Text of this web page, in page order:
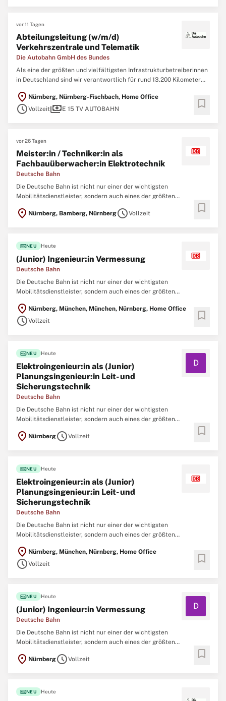
vor 11 Tagen
Abteilungsleitung (w/m/d)
Verkehrszentrale und Telematik
Die Autobahn GmbH des Bundes
Als eine der größten und vielfältigsten Infrastrukturbetreiberinnen
in Deutschland sind wir verantwortlich für rund 13.200 Kilometer
mit viel Raum für persönliche und berufliche Entfaltung und
Gestaltungsmöglichkeiten
location_on Nürnberg, Nürnberg-Fischbach, Home Office
scheduleVollzeitpaymentsE 15 TV AUTOBAHN bookmark
vor 26 Tagen
Meister:in / Techniker:in als
Fachbauüberwacher:in Elektrotechnik
Deutsche Bahn
Die Deutsche Bahn ist nicht nur einer der wichtigsten
Mobilitätsdienstleister, sondern auch eines der größten
Ingenieurbüros Deutschlands. Um neue Brücken, Tunnel, Bahnhöfe,
Gleise und Signalanlagen zu realisieren und nachhaltig instand zu
location_on Nürnberg, Bamberg, NürnbergscheduleVollzeit bookmark
fiber_newNEU Heute
(Junior) Ingenieur:in Vermessung
Deutsche Bahn
Die Deutsche Bahn ist nicht nur einer der wichtigsten
Mobilitätsdienstleister, sondern auch eines der größten
Gleise und Signalanlagen zu realisieren und nachhaltig instand zu
halten, arbeiten aktuell mehr als 10.000
location_on Nürnberg, München, München, Nürnberg, Home Office
scheduleVollzeit bookmark
fiber_newNEU Heute
Elektroingenieur:in als (Junior)
Planungsingenieur:in Leit- und
Sicherungstechnik
Deutsche Bahn
D
Die Deutsche Bahn ist nicht nur einer der wichtigsten
Mobilitätsdienstleister, sondern auch eines der größten
Ingenieurbüros Deutschlands. Um neue Brücken, Tunnel, Bahnhöfe,
Gleise und Signalanlagen zu realisieren und nachhaltig instand zu
location_on NürnbergscheduleVollzeit bookmark
fiber_newNEU Heute
Elektroingenieur:in als (Junior)
Planungsingenieur:in Leit- und
Sicherungstechnik
Deutsche Bahn
Die Deutsche Bahn ist nicht nur einer der wichtigsten
Mobilitätsdienstleister, sondern auch eines der größten
Gleise und Signalanlagen zu realisieren und nachhaltig instand zu
halten, arbeiten aktuell mehr als 10.000
location_on Nürnberg, München, Nürnberg, Home Office
scheduleVollzeit bookmark
fiber_newNEU Heute
(Junior) Ingenieur:in Vermessung
Deutsche Bahn
D
Die Deutsche Bahn ist nicht nur einer der wichtigsten
Mobilitätsdienstleister, sondern auch eines der größten
Ingenieurbüros Deutschlands. Um neue Brücken, Tunnel, Bahnhöfe,
Gleise und Signalanlagen zu realisieren und nachhaltig instand zu
location_on NürnbergscheduleVollzeit bookmark
fiber_newNEU Heute